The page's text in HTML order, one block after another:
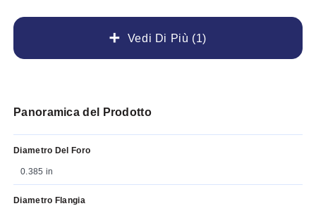
Vedi Di Più (1)
Panoramica del Prodotto
Diametro Del Foro
0.385 in
Diametro Flangia